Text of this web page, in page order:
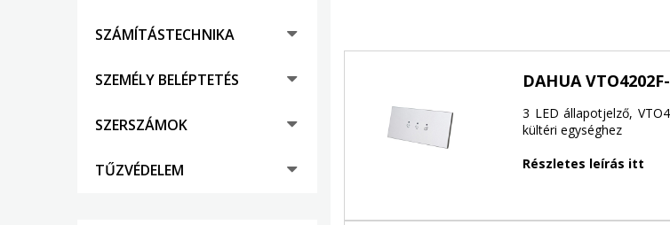
SZÁMÍTÁSTECHNIKA
SZEMÉLY BELÉPTETÉS
SZERSZÁMOK
TŰZVÉDELEM
DAHUA
3 LED állapotjelző,
kültéri egységhez
Részletes leírás itt